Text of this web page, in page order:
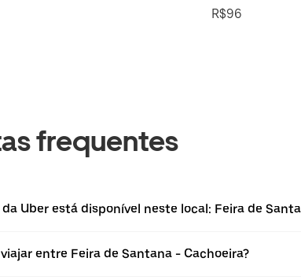
R$96
frequentes
Uber está disponível neste local: Feira de
entre Feira de Santana - Cachoeira?